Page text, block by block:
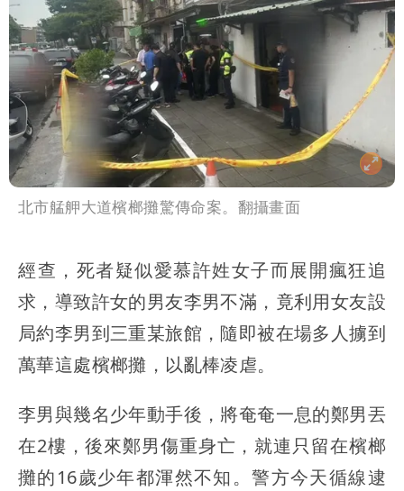
北市艋舺大道檳榔攤驚傳命案。翻攝畫面
經查，死者疑似愛慕許姓女子而展開瘋狂追
求，導致許女的男友李男不滿，竟利用女友設
局約李男到三重某旅館，隨即被在場多人擄到
萬華這處檳榔攤，以亂棒凌虐。
李男與幾名少年動手後，將奄奄一息的鄭男丟
在2樓，後來鄭男傷重身亡，就連只留在檳榔
攤的16歲少年都渾然不知。警方今天循線逮